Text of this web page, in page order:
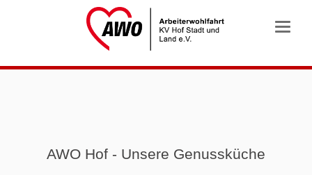
Toggle
Unsere Genussküche